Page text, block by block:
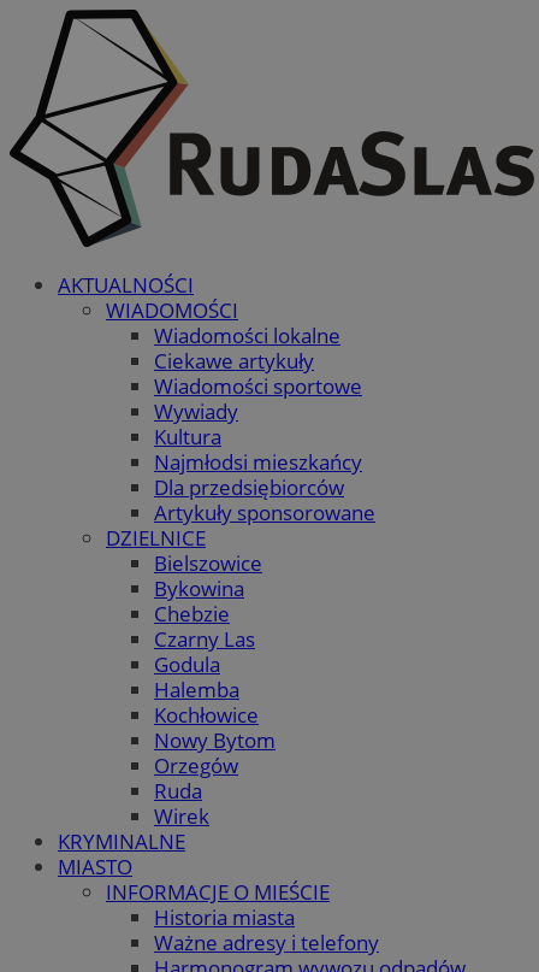
AKTUALNOŚCI
WIADOMOŚCI
Wiadomości lokalne
Ciekawe artykuły
Wiadomości sportowe
Wywiady
Kultura
Najmłodsi mieszkańcy
Dla przedsiębiorców
Artykuły sponsorowane
DZIELNICE
Bielszowice
Bykowina
Chebzie
Czarny Las
Godula
Halemba
Kochłowice
Nowy Bytom
Orzegów
Ruda
Wirek
KRYMINALNE
MIASTO
INFORMACJE O MIEŚCIE
Historia miasta
Ważne adresy i telefony